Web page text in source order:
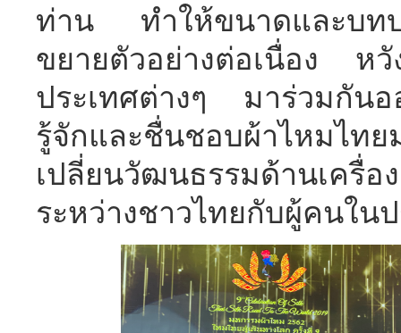
ท่าน ทำให้ขนาดและบทบ
ขยายตัวอย่างต่อเนื่อง หวั
ประเทศต่างๆ มาร่วมกัน
รู้จักและชื่นชอบผ้าไหมไ
เปลี่ยนวัฒนธรรมด้านเครื่อ
ระหว่างชาวไทยกับผู้คนใน